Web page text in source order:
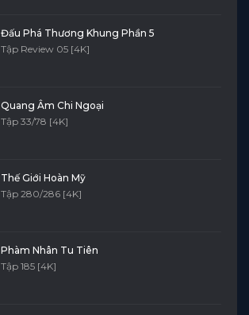
Đấu Phá Thương Khung Phần 5
Tập Review 05 [4K]
Quang Âm Chi Ngoại
Tập 33/78 [4K]
Thế Giới Hoàn Mỹ
Tập 280/286 [4K]
Phàm Nhân Tu Tiên
Tập 185 [4K]